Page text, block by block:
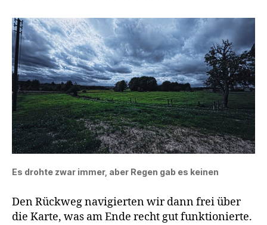
Es drohte zwar immer, aber Regen gab es keinen
Den Rückweg navigierten wir dann frei über
die Karte, was am Ende recht gut funktionierte.